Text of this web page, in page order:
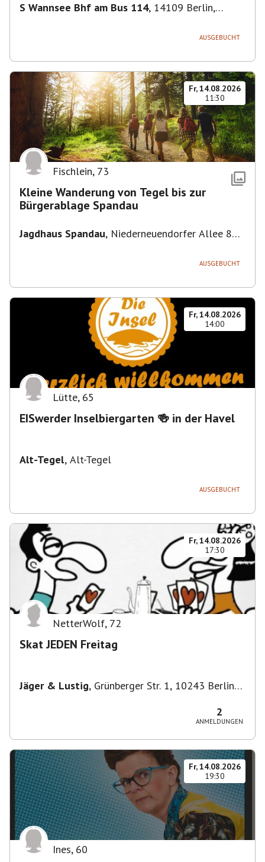
S Wannsee Bhf am Bus 114, 14109 Berlin,
AUSGEBUCHT
Fr, 14.08.2026
11:30
Fischlein, 73
Kleine Wanderung von Tegel bis zur
Bürgerablage Spandau
Jagdhaus Spandau, Niederneuendorfer Allee 80,
AUSGEBUCHT
Fr, 14.08.2026
14:00
Lütte, 65
EISwerder Inselbiergarten 🍻 in der Havel
Alt-Tegel, Alt-Tegel
AUSGEBUCHT
Fr, 14.08.2026
17:30
NetterWolf, 72
Skat JEDEN Freitag
Jäger & Lustig, Grünberger Str. 1, 10243 Berlin-
2
ANMELDUNGEN
Fr, 14.08.2026
19:30
Ines, 60